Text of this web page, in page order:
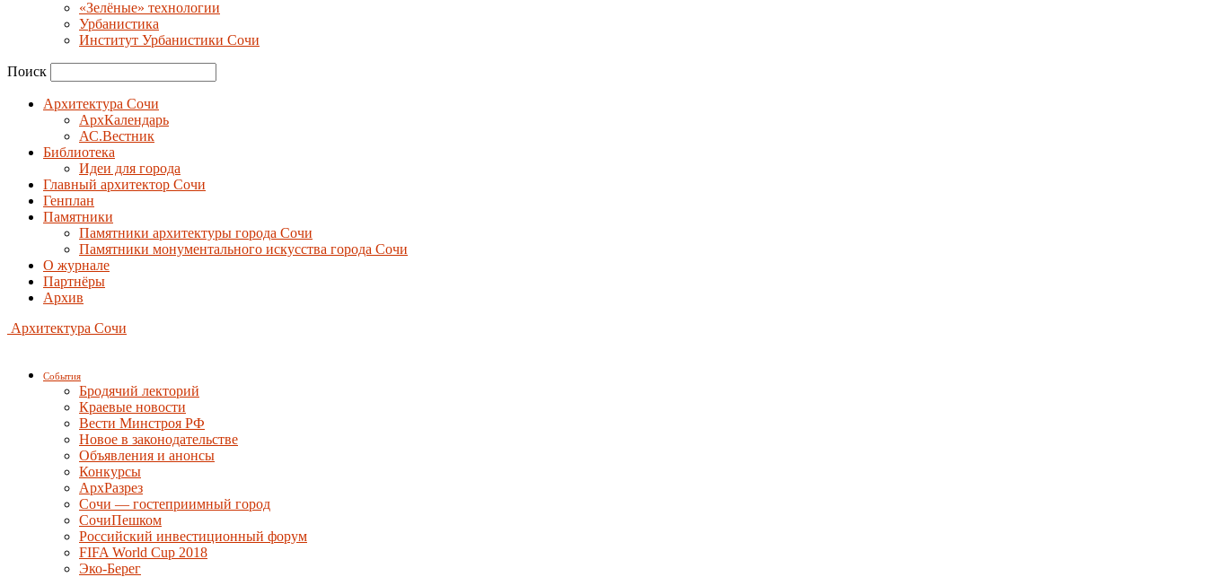
«Зелёные» технологии
Урбанистика
Институт Урбанистики Сочи
Поиск
Архитектура Сочи
АрхКалендарь
АС.Вестник
Библиотека
Идеи для города
Главный архитектор Сочи
Генплан
Памятники
Памятники архитектуры города Сочи
Памятники монументального искусства города Сочи
О журнале
Партнёры
Архив
Архитектура Сочи
События
Бродячий лекторий
Краевые новости
Вести Минстроя РФ
Новое в законодательстве
Объявления и анонсы
Конкурсы
АрхРазрез
Сочи — гостеприимный город
СочиПешком
Российский инвестиционный форум
FIFA World Cup 2018
Эко-Берег